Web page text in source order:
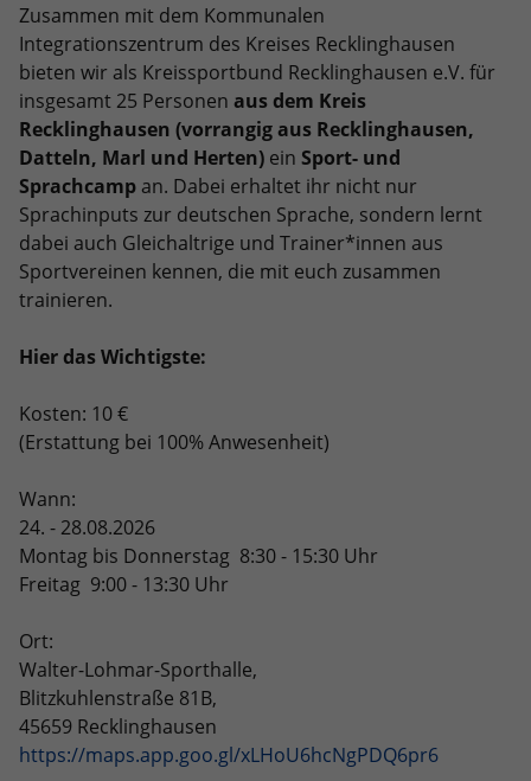
Zusammen mit dem Kommunalen
Integrationszentrum des Kreises Recklinghausen
bieten wir als Kreissportbund Recklinghausen e.V. für
insgesamt 25 Personen aus dem Kreis
Recklinghausen (vorrangig aus Recklinghausen,
Datteln, Marl und Herten) ein Sport- und
Sprachcamp an. Dabei erhaltet ihr nicht nur
Sprachinputs zur deutschen Sprache, sondern lernt
dabei auch Gleichaltrige und Trainer*innen aus
Sportvereinen kennen, die mit euch zusammen
trainieren.
Hier das Wichtigste:
Kosten: 10 €
(Erstattung bei 100% Anwesenheit)
Wann:
24. - 28.08.2026
Montag bis Donnerstag 8:30 - 15:30 Uhr
Freitag 9:00 - 13:30 Uhr
Ort:
Walter-Lohmar-Sporthalle,
Blitzkuhlenstraße 81B,
45659 Recklinghausen
https://maps.app.goo.gl/xLHoU6hcNgPDQ6pr6